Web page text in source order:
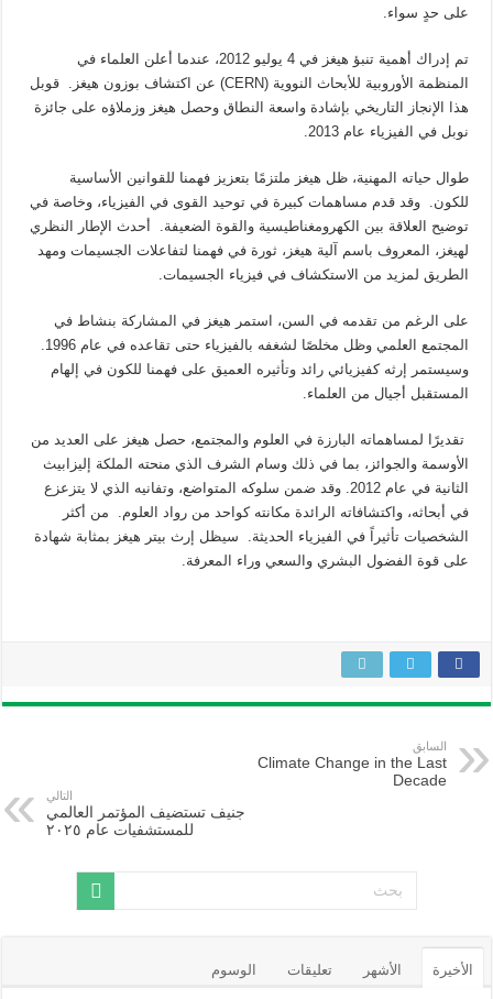
على حدٍ سواء.
تم إدراك أهمية تنبؤ هيغز في 4 يوليو 2012، عندما أعلن العلماء في
المنظمة الأوروبية للأبحاث النووية (CERN) عن اكتشاف بوزون هيغز. قوبل
هذا الإنجاز التاريخي بإشادة واسعة النطاق وحصل هيغز وزملاؤه على جائزة
نوبل في الفيزياء عام 2013.
طوال حياته المهنية، ظل هيغز ملتزمًا بتعزيز فهمنا للقوانين الأساسية
للكون. وقد قدم مساهمات كبيرة في توحيد القوى في الفيزياء، وخاصة في
توضيح العلاقة بين الكهرومغناطيسية والقوة الضعيفة. أحدث الإطار النظري
لهيغز، المعروف باسم آلية هيغز، ثورة في فهمنا لتفاعلات الجسيمات ومهد
الطريق لمزيد من الاستكشاف في فيزياء الجسيمات.
على الرغم من تقدمه في السن، استمر هيغز في المشاركة بنشاط في
وسيستمر إرثه كفيزيائي رائد وتأثيره العميق على فهمنا للكون في إلهام
المستقبل أجيال من العلماء.
تقديرًا لمساهماته البارزة في العلوم والمجتمع، حصل هيغز على العديد من
الأوسمة والجوائز، بما في ذلك وسام الشرف الذي منحته الملكة إليزابيث
الثانية في عام 2012. وقد ضمن سلوكه المتواضع، وتفانيه الذي لا يتزعزع
في أبحاثه، واكتشافاته الرائدة مكانته كواحد من رواد العلوم. من أكثر
الشخصيات تأثيراً في الفيزياء الحديثة. سيظل إرث بيتر هيغز بمثابة شهادة
على قوة الفضول البشري والسعي وراء المعرفة.
السابق
Climate Change in the Last
Decade
التالي
جنيف تستضيف المؤتمر العالمي
للمستشفيات عام ٢٠٢٥
الأخيرة الأشهر تعليقات الوسوم